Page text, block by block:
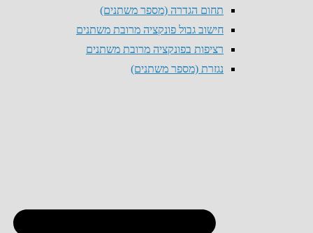
תחום הגדרה (מספר משתנים)
חישוב גבול פונקציה מרובת משתנים
רציפות בפונקציה מרובת משתנים
נגזרת (מספר משתנים)